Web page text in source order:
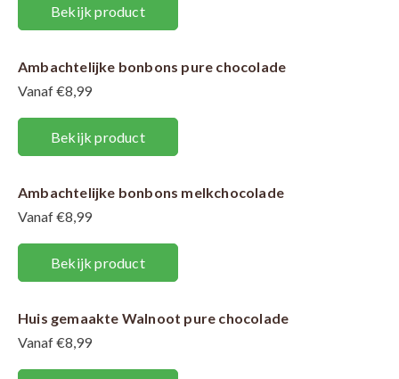
Bekijk product
Ambachtelijke bonbons pure chocolade
Vanaf €8,99
Bekijk product
Ambachtelijke bonbons melkchocolade
Vanaf €8,99
Bekijk product
Huis gemaakte Walnoot pure chocolade
Vanaf €8,99